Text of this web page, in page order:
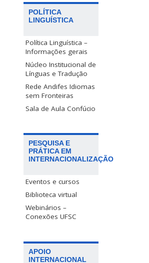
POLÍTICA
LINGUÍSTICA
Política Linguística –
Informações gerais
Núcleo Institucional de
Línguas e Tradução
Rede Andifes Idiomas
sem Fronteiras
Sala de Aula Confúcio
PESQUISA E
PRÁTICA EM
INTERNACIONALIZAÇÃO
Eventos e cursos
Biblioteca virtual
Webinários –
Conexões UFSC
APOIO
INTERNACIONAL